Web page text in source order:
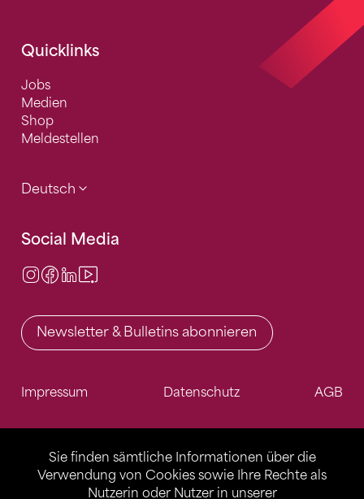
Sie finden sämtliche Informationen über die
Verwendung von Cookies sowie Ihre Rechte als
Nutzerin oder Nutzer in unserer
Quicklinks
Jobs
Medien
Shop
Meldestellen
Deutsch
Social Media
Instagram
Facebook
LinkedIn
Newsletter & Bulletins abonnieren
Impressum Datenschutz AGB